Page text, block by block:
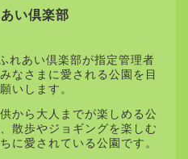
い倶楽部
れあい倶楽部が指定管理者
なさまに愛される公園を目
いします。
から大人までが楽しめる公
散歩やジョギングを楽しむ
に愛されている公園です。